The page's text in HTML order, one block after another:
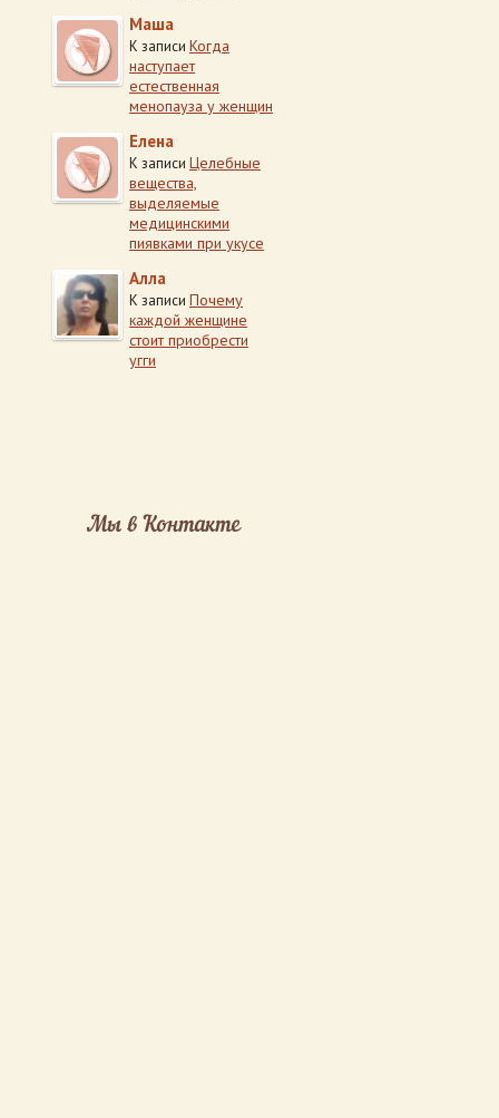
Маша
К записи Когда
наступает
естественная
менопауза у женщин
Елена
К записи Целебные
вещества,
выделяемые
медицинскими
пиявками при укусе
Алла
К записи Почему
каждой женщине
стоит приобрести
угги
Мы в Контакте